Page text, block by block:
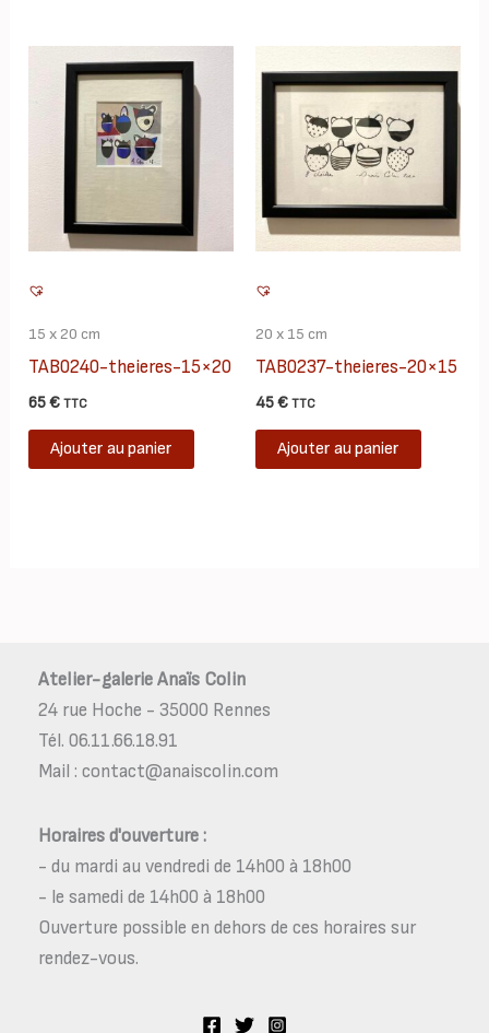
être
choisies
du
15 x 20 cm
TAB0240-theieres-15×20
65€ TTC
Ajouter au panier
20 x 15 cm
TAB0237-theieres-20×15
45€ TTC
Ajouter au panier
Atelier-galerie Anaïs Colin
24 rue Hoche - 35000 Rennes
Tél. 06.11.66.18.91
Mail : contact@anaiscolin.com
Horaires d'ouverture :
- du mardi au vendredi de 14h00 à 18h00
- le samedi de 14h00 à 18h00
Ouverture possible en dehors de ces horaires sur
rendez-vous.